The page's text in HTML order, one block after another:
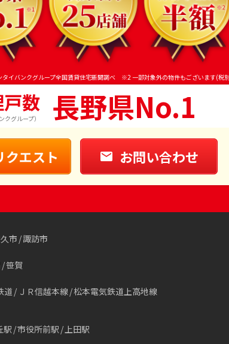
イバンクグループ全国賃貸住宅新聞調べ ※2 一部対象外の物件もございます(税
数
グループ） 長野県No.1
クエスト お問い合わせ
市 諏訪市
笹賀
道 ＪＲ信越本線 松本電気鉄道上高地線
駅 市役所前駅 上田駅